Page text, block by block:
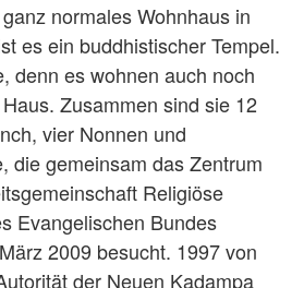
normales Wohnhaus in
es ein buddhistischer Tempel.
denn es wohnen auch noch
Zusammen sind sie 12
vier Nonnen und
die gemeinsam das Zentrum
Religiöse
Evangelischen Bundes
2009 besucht. 1997 von
der Neuen Kadampa